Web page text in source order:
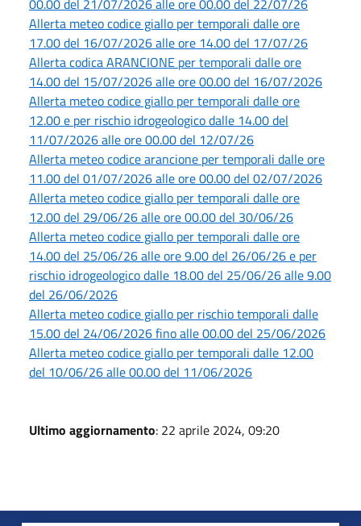
00.00 del 21/07/2026 alle ore 00.00 del 22/07/26
Allerta meteo codice giallo per temporali dalle ore
17.00 del 16/07/2026 alle ore 14.00 del 17/07/26
Allerta codica ARANCIONE per temporali dalle ore
14.00 del 15/07/2026 alle ore 00.00 del 16/07/2026
Allerta meteo codice giallo per temporali dalle ore
12.00 e per rischio idrogeologico dalle 14.00 del
11/07/2026 alle ore 00.00 del 12/07/26
Allerta meteo codice arancione per temporali dalle ore
11.00 del 01/07/2026 alle ore 00.00 del 02/07/2026
Allerta meteo codice giallo per temporali dalle ore
12.00 del 29/06/26 alle ore 00.00 del 30/06/26
Allerta meteo codice giallo per temporali dalle ore
14.00 del 25/06/26 alle ore 9.00 del 26/06/26 e per
rischio idrogeologico dalle 18.00 del 25/06/26 alle 9.00
del 26/06/2026
Allerta meteo codice giallo per rischio temporali dalle
15.00 del 24/06/2026 fino alle 00.00 del 25/06/2026
Allerta meteo codice giallo per temporali dalle 12.00
del 10/06/26 alle 00.00 del 11/06/2026
Ultimo aggiornamento: 22 aprile 2024, 09:20